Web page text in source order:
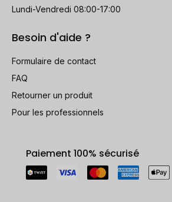
Lundi-Vendredi 08:00-17:00
Besoin d'aide ?
Formulaire de contact
FAQ
Retourner un produit
Pour les professionnels
Paiement 100% sécurisé